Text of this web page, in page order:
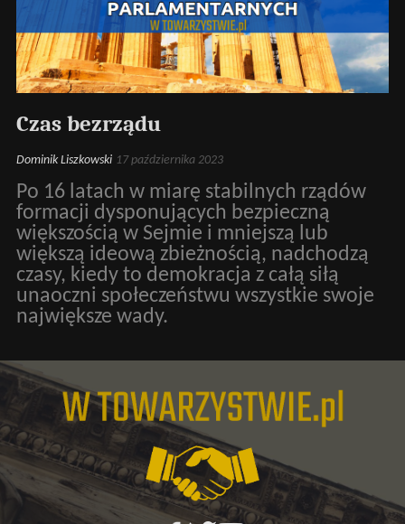
Czas bezrządu
Dominik Liszkowski 17 października 2023
Po 16 latach w miarę stabilnych rządów
formacji dysponujących bezpieczną
większością w Sejmie i mniejszą lub
większą ideową zbieżnością, nadchodzą
czasy, kiedy to demokracja z całą siłą
unaoczni społeczeństwu wszystkie swoje
największe wady.